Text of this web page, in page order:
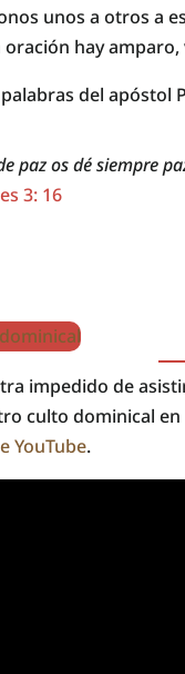
unos a otros a
oración hay
del apóstol
paz os dé siempre
3: 16
impedido de
culto dominical
YouTube.